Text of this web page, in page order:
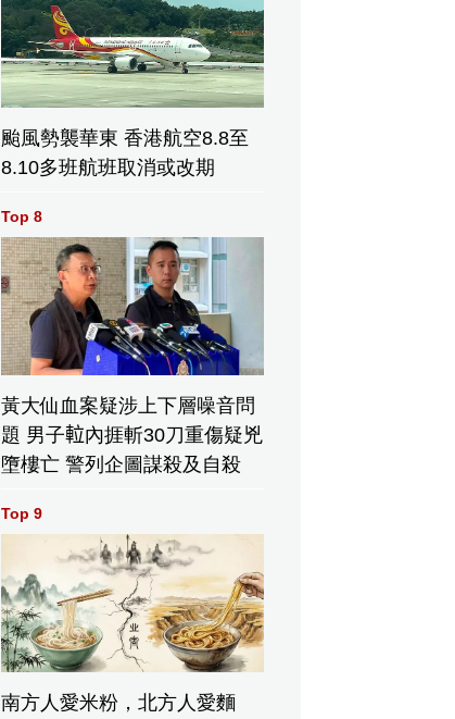
颱風勢襲華東 香港航空8.8至
8.10多班航班取消或改期
Top 8
黃大仙血案疑涉上下層噪音問
題 男子𨋢內捱斬30刀重傷疑兇
墮樓亡 警列企圖謀殺及自殺
Top 9
南方人愛米粉，北方人愛麵